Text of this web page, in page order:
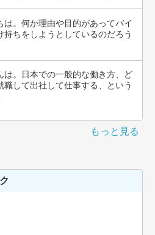
は。何か理由や目的があってバイ
持ちをしようとしているのだろう
…
は。日本での一般的な働き方、ど
職して出社して仕事する、という
…
もっと見る